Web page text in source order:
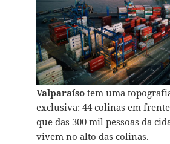
Valparaísotem uma
exclusiva: 44 colinas em
que das 300 mil pessoas da
vivem no alto das colinas.